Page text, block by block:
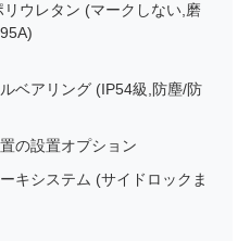
ウレタン (マークしない,磨
ベアリング (IP54級,防塵/防
の設置オプション
キシステム (サイドロックま